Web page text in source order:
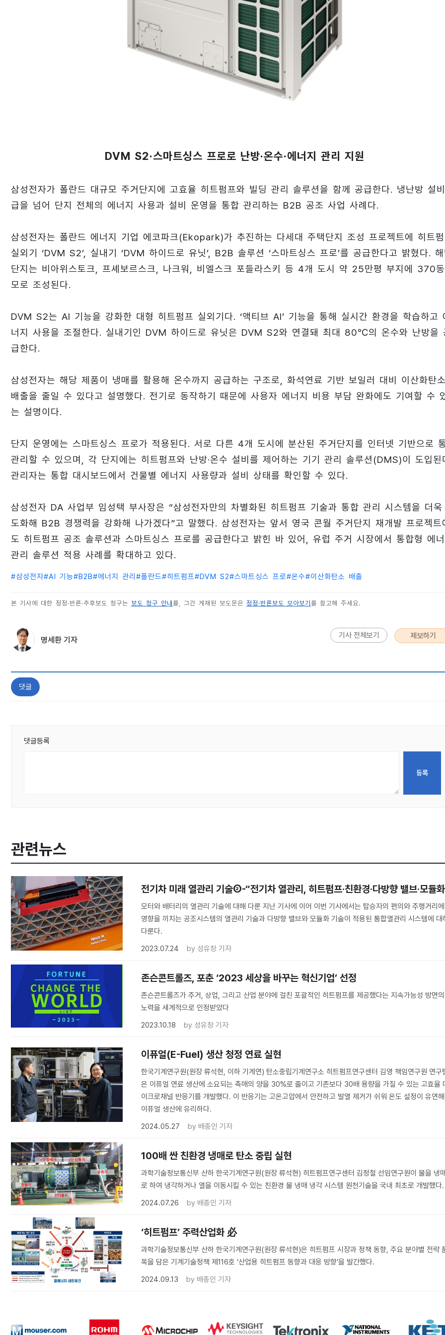
DVM S2·스마트싱스 프로로 난방·온수·에너지 관리 지원
삼성전자가 폴란드 대규모 주거단지에 고효율 히트펌프와 빌딩 관리 솔루션을 함께 공급한다. 냉난방 설
급을 넘어 단지 전체의 에너지 사용과 설비 운영을 통합 관리하는 B2B 공조 사업 사례다.
삼성전자는 폴란드 에너지 기업 에코파크(Ekopark)가 추진하는 다세대 주택단지 조성 프로젝트에 히트
실외기 ‘DVM S2’, 실내기 ‘DVM 하이드로 유닛’, B2B 솔루션 ‘스마트싱스 프로’를 공급한다고 밝혔다.
단지는 비아위스토크, 프셰보르스크, 나크워, 비엘스크 포들라스키 등 4개 도시 약 25만평 부지에 370
모로 조성된다.
DVM S2는 AI 기능을 강화한 대형 히트펌프 실외기다. ‘액티브 AI’ 기능을 통해 실시간 환경을 학습하고
너지 사용을 조절한다. 실내기인 DVM 하이드로 유닛은 DVM S2와 연결돼 최대 80℃의 온수와 난방을
급한다.
삼성전자는 해당 제품이 냉매를 활용해 온수까지 공급하는 구조로, 화석연료 기반 보일러 대비 이산화탄
배출을 줄일 수 있다고 설명했다. 전기로 동작하기 때문에 사용자 에너지 비용 부담 완화에도 기여할 수
는 설명이다.
단지 운영에는 스마트싱스 프로가 적용된다. 서로 다른 4개 도시에 분산된 주거단지를 인터넷 기반으로
관리할 수 있으며, 각 단지에는 히트펌프와 난방·온수 설비를 제어하는 기기 관리 솔루션(DMS)이 도입된
관리자는 통합 대시보드에서 건물별 에너지 사용량과 설비 상태를 확인할 수 있다.
삼성전자 DA 사업부 임성택 부사장은 “삼성전자만의 차별화된 히트펌프 기술과 통합 관리 시스템을 더
도화해 B2B 경쟁력을 강화해 나가겠다”고 말했다. 삼성전자는 앞서 영국 콘월 주거단지 재개발 프로젝트
도 히트펌프 공조 솔루션과 스마트싱스 프로를 공급한다고 밝힌 바 있어, 유럽 주거 시장에서 통합형 에
관리 솔루션 적용 사례를 확대하고 있다.
#삼성전자#AI 기능#B2B#에너지 관리 #폴란드#히트펌프#DVM S2#스마트싱스 프로#온수#이산화탄소 배출
본 기사에 대한 정정·반론·추후보도 청구는 보도 청구 안내 를, 그간 게재된 보도문은 정정·반론보도 모아보기 를 참고해 주세요.
명세환 기자 기사 전체보기 제보하기
댓글
댓글등록
관련뉴스
전기차 미래 열관리 기술②-“전기차 열관리, 히트펌프·친환경·다방향 밸브·모듈
모터와 배터리의 열관리 기술에 대해 다룬 지난 기사에 이어 이번 기사에서는 탑승자의 편의와 주행거리에
영향을 끼치는 공조시스템의 열관리 기술과 다방향 밸브와 모듈화 기술이 적용된 통합열관리 시스템에 대
다룬다.
2023.07.24
by 성유창 기자
존슨콘트롤즈, 포춘 ‘2023 세상을 바꾸는 혁신기업’ 선정
존슨콘트롤즈가 주거, 상업, 그리고 산업 분야에 걸친 포괄적인 히트펌프를 제공했다는 지속가능성 방면의
노력을 세계적으로 인정받았다
2023.10.18
by 성유창 기자
이퓨얼(E-Fuel) 생산 청정 연료 실현
한국기계연구원(원장 류석현, 이하 기계연) 탄소중립기계연구소 히트펌프연구센터 김영 책임연구원 연구
은 이퓨얼 연료 생산에 소요되는 촉매의 양을 30%로 줄이고 기존보다 30배 용량을 가질 수 있는 고효율
이크로채널 반응기를 개발했다. 이 반응기는 고온고압에서 안전하고 발열 제거가 쉬워 온도 설정이 유연
이퓨얼 생산에 유리하다.
2024.05.27
by 배종인 기자
100배 싼 친환경 냉매로 탄소 중립 실현
과학기술정보통신부 산하 한국기계연구원(원장 류석현) 히트펌프연구센터 김정철 선임연구원이 물을 냉
로 하여 냉각하거나 열을 이동시킬 수 있는 친환경 물 냉매 냉각 시스템 원천기술을 국내 최초로 개발했다.
2024.07.26
by 배종인 기자
‘히트펌프’ 주력산업화 必
과학기술정보통신부 산하 한국기계연구원(원장 류석현)은 히트펌프 시장과 정책 동향, 주요 분야별 전략
목을 담은 기계기술정책 제116호 ‘산업용 히트펌프 동향과 대응 방향’을 발간했다.
2024.09.13
by 배종인 기자